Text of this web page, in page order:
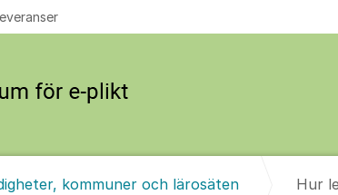
kommuner och lärosäten